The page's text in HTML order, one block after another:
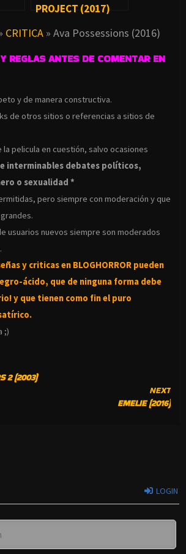
PROJECT (2017)
CRITICA » Ava Possessions (2016)
REGLAS ANTES DE COMENTAR EN
y de manera constructiva.
de otros sitios o referencias a sitios de
la pelicula en cuestión, salvo ocasiones
interminables debates políticos,
o sexualidad *
pero siempre con moderación y que
usuarios nuevos siempre son moderados
y criticas en BLOGHORROR pueden
ácido, que de ninguna forma debe
y que tienen como fin el puro
;)
2 (2003)
NEXT
EMELIE (2016)
LOGIN